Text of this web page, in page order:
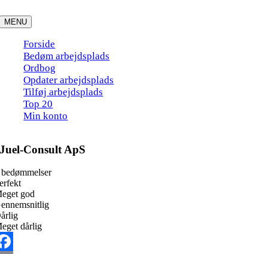
to
content
MENU
Forside
Bedøm arbejdsplads
Ordbog
Opdater arbejdsplads
Tilføj arbejdsplads
Top 20
Min konto
Juel-Consult ApS
god
dårlig